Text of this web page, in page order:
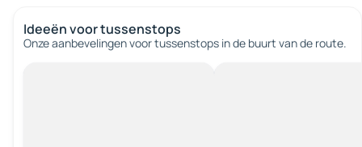
Ideeën voor tussenstops
Onze aanbevelingen voor tussenstops in de buurt van de route.